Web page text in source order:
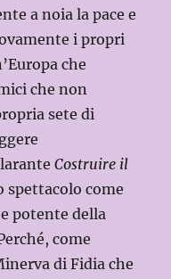
a noia la pace e
i propri
che
che non
sete di
Costruire il
spettacolo come
potente della
come
di Fidia che